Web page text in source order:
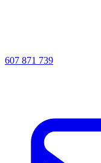
607 871 739